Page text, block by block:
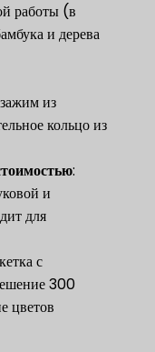
работы (в
и дерева
из
кольцо из
​:
и
для
с
300
цветов